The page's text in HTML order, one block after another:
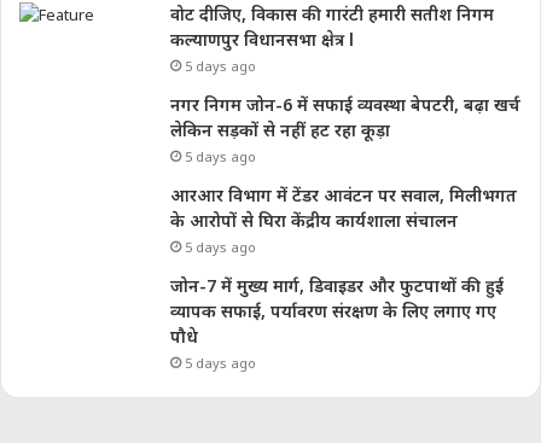
वोट दीजिए, विकास की गारंटी हमारी सतीश निगम
कल्याणपुर विधानसभा क्षेत्र l
5 days ago
नगर निगम जोन-6 में सफाई व्यवस्था बेपटरी, बढ़ा खर्च
लेकिन सड़कों से नहीं हट रहा कूड़ा
5 days ago
आरआर विभाग में टेंडर आवंटन पर सवाल, मिलीभगत
के आरोपों से घिरा केंद्रीय कार्यशाला संचालन
5 days ago
जोन-7 में मुख्य मार्ग, डिवाइडर और फुटपाथों की हुई
व्यापक सफाई, पर्यावरण संरक्षण के लिए लगाए गए
पौधे
5 days ago